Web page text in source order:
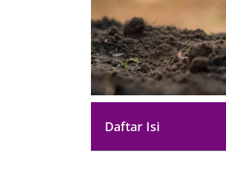
Daftar Isi